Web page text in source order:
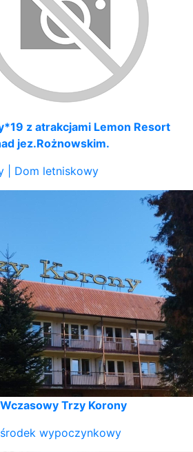
z atrakcjami Lemon Resort
jez.Rożnowskim.
| Dom letniskowy
Trzy Korony
wypoczynkowy